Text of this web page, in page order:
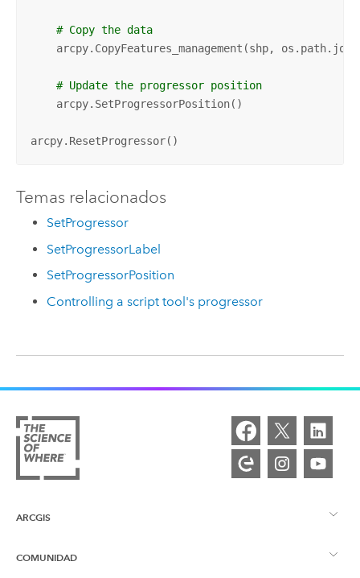
# Copy the data
arcpy.CopyFeatures_management(shp,
# Update the progressor position
    arcpy.SetProgressorPosition()
arcpy.ResetProgressor()
Temas relacionados
SetProgressor
SetProgressorLabel
SetProgressorPosition
Controlling a script tool's progressor
ARCGIS
Descripción general de ArcGIS
COMUNIDAD